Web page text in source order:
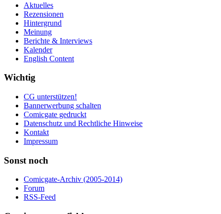
Aktuelles
Rezensionen
Hintergrund
Meinung
Berichte & Interviews
Kalender
English Content
Wichtig
CG unterstützen!
Bannerwerbung schalten
Comicgate gedruckt
Datenschutz und Rechtliche Hinweise
Kontakt
Impressum
Sonst noch
Comicgate-Archiv (2005-2014)
Forum
RSS-Feed